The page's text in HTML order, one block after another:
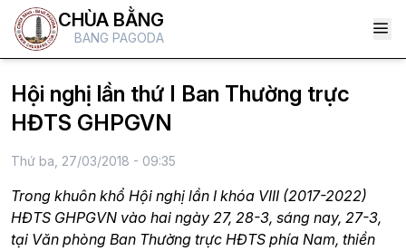
CHÙA BẰNG
BANG PAGODA
Hội nghị lần thứ I Ban Thường trực
HĐTS GHPGVN
Thứ ba, 27/03/2018 - 09:35
Trong khuôn khổ Hội nghị lần I khóa VIII (2017-2022)
HĐTS GHPGVN vào hai ngày 27, 28-3, sáng nay, 27-3,
tại Văn phòng Ban Thường trực HĐTS phía Nam, thiền